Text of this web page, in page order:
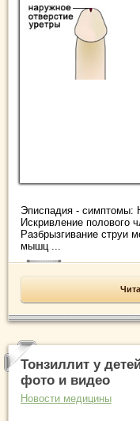
Эписпадия - симптомы:
Искривление полового
Разбрызгивание струи
мышц ...
Тонзиллит у
фото и видео
Новости медицины